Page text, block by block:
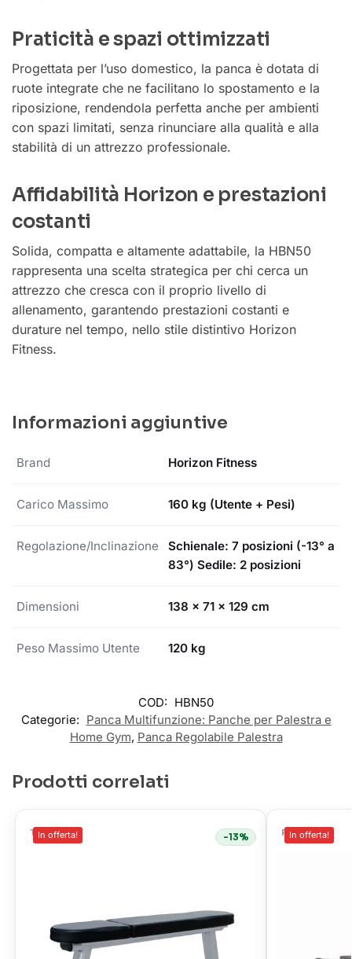
Praticità e spazi ottimizzati
Progettata per l’uso domestico, la panca è dotata di
ruote integrate che ne facilitano lo spostamento e la
riposizione, rendendola perfetta anche per ambienti
con spazi limitati, senza rinunciare alla qualità e alla
stabilità di un attrezzo professionale.
Affidabilità Horizon e prestazioni
costanti
Solida, compatta e altamente adattabile, la HBN50
rappresenta una scelta strategica per chi cerca un
attrezzo che cresca con il proprio livello di
allenamento, garantendo prestazioni costanti e
durature nel tempo, nello stile distintivo Horizon
Fitness.
Informazioni aggiuntive
Brand Horizon Fitness
Carico Massimo 160 kg (Utente + Pesi)
Regolazione/Inclinazione
Schienale: 7 posizioni (-13° a
83°) Sedile: 2 posizioni
Dimensioni 138 x 71 x 129 cm
Peso Massimo Utente 120 kg
COD: HBN50
Categorie: Panca Multifunzione: Panche per Palestra e
Home Gym, Panca Regolabile Palestra
Prodotti correlati
In offerta! -13%
TOORX In offerta!
FD SPORT